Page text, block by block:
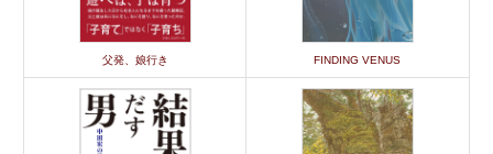
父発、娘行き FINDING VENUS